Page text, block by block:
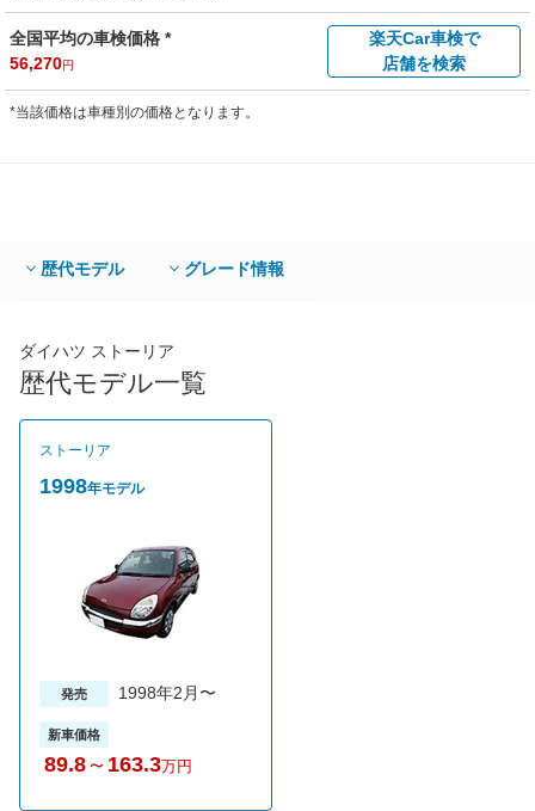
全国平均の車検価格 *
56,270円
楽天Car車検で
店舗を検索
*当該価格は車種別の価格となります。
歴代モデル グレード情報
ダイハツ ストーリア
歴代モデル一覧
ストーリア
1998年モデル
発売 1998年2月〜
新車価格
89.8～ 163.3万円